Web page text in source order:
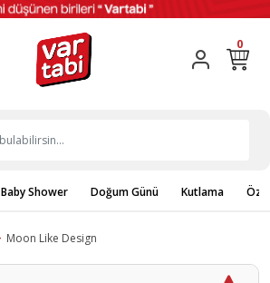
0
Baby Shower Doğum Günü Kutlama
Moon Like Design